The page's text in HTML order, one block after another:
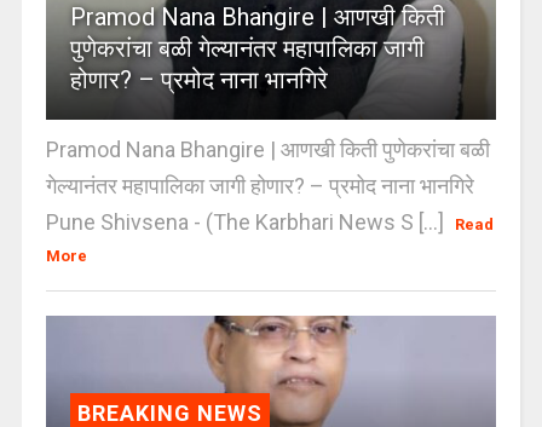
Pramod Nana Bhangire | आणखी किती
पुणेकरांचा बळी गेल्यानंतर महापालिका जागी
होणार? – प्रमोद नाना भानगिरे
Pramod Nana Bhangire | आणखी किती पुणेकरांचा बळी
गेल्यानंतर महापालिका जागी होणार? – प्रमोद नाना भानगिरे
Pune Shivsena - (The Karbhari News S [...]
Read
More
BREAKING NEWS